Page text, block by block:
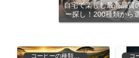
自宅で楽しむ最高品質
ー探し！200種類から
ブスクリプショ